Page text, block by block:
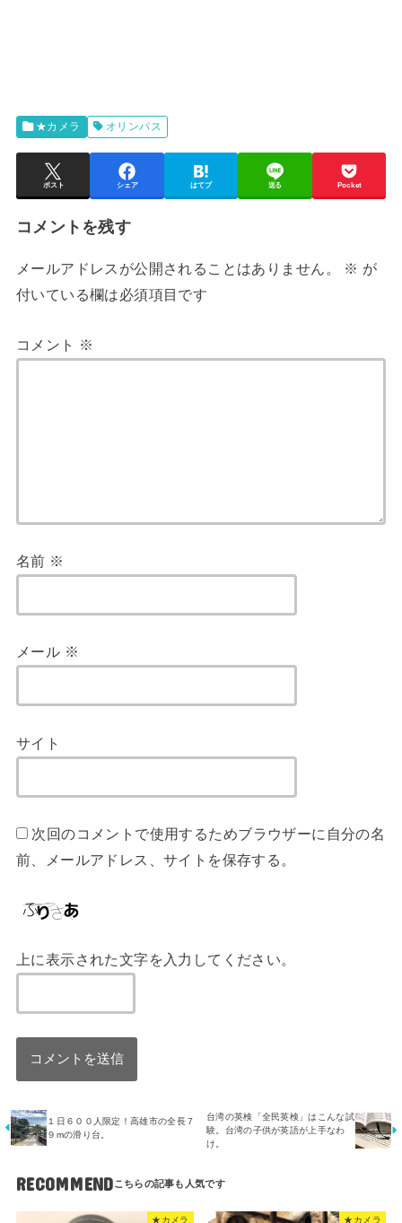
★カメラ オリンパス
ポスト シェア はてブ 送る Pocket
コメントを残す
メールアドレスが公開されることはありません。 ※ が
付いている欄は必須項目です
コメント ※
名前 ※
メール ※
サイト
次回のコメントで使用するためブラウザーに自分の名
前、メールアドレス、サイトを保存する。
上に表示された文字を入力してください。
１日６００人限定！高雄市の全長７
９mの滑り台。
台湾の英検「全民英検」はこんな試
験。台湾の子供が英語が上手なわ
け。
RECOMMEND
★カメラ ★カメラ